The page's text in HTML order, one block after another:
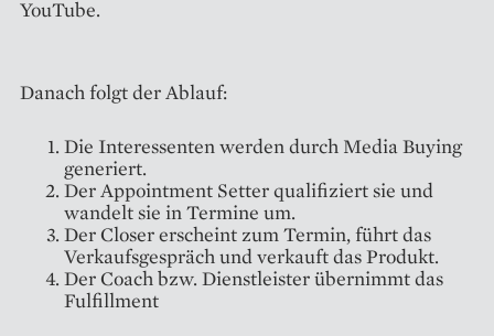
YouTube.
Danach folgt der Ablauf:
Die Interessenten werden durch Media Buying
generiert.
Der Appointment Setter qualifiziert sie und
wandelt sie in Termine um.
Der Closer erscheint zum Termin, führt das
Verkaufsgespräch und verkauft das Produkt.
Der Coach bzw. Dienstleister übernimmt das
Fulfillment